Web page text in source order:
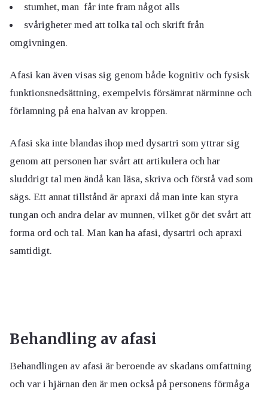
stumhet, man får inte fram något alls
svårigheter med att tolka tal och skrift från
omgivningen.
Afasi kan även visas sig genom både kognitiv och fysisk
funktionsnedsättning, exempelvis försämrat närminne och
förlamning på ena halvan av kroppen.
Afasi ska inte blandas ihop med dysartri som yttrar sig
genom att personen har svårt att artikulera och har
sluddrigt tal men ändå kan läsa, skriva och förstå vad som
sägs. Ett annat tillstånd är apraxi då man inte kan styra
tungan och andra delar av munnen, vilket gör det svårt att
forma ord och tal. Man kan ha afasi, dysartri och apraxi
samtidigt.
Behandling av afasi
Behandlingen av afasi är beroende av skadans omfattning
och var i hjärnan den är men också på personens förmåga